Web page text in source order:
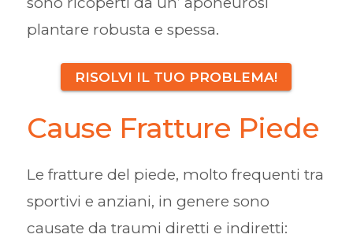
plantare robusta e spessa.
RISOLVI IL TUO PROBLEMA!
Cause Fratture Piede
Le fratture del piede, molto frequenti tra
sportivi e anziani, in genere sono
causate da traumi diretti e indiretti: